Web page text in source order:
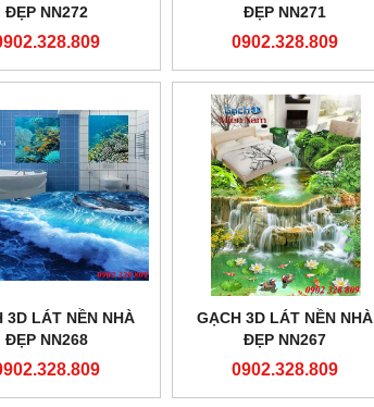
ĐẸP NN272
ĐẸP NN271
0902.328.809
3D LÁT NỀN NHÀ
ĐẸP NN268
GẠCH 3D LÁT NỀN NHÀ
ĐẸP NN267
0902.328.809